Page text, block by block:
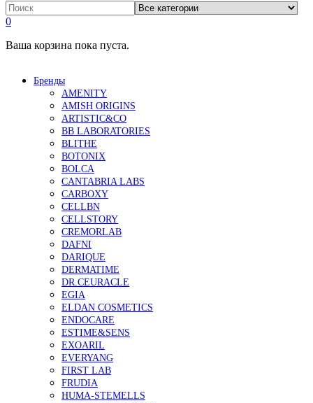
0
Ваша корзина пока пуста.
Бренды
AMENITY
AMISH ORIGINS
ARTISTIC&CO
BB LABORATORIES
BLITHE
BOTONIX
BOLCA
CANTABRIA LABS
CARBOXY
CELLBN
CELLSTORY
CREMORLAB
DAFNI
DARIQUE
DERMATIME
DR.CEURACLE
EGIA
ELDAN COSMETICS
ENDOCARE
ESTIME&SENS
EXOARIL
EVERYANG
FIRST LAB
FRUDIA
HUMA-STEMELLS